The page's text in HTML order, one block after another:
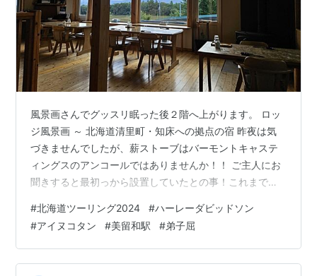
風景画さんでグッスリ眠った後２階へ上がります。 ロッ
ジ風景画 ～ 北海道清里町・知床への拠点の宿 昨夜は気
づきませんでしたが、薪ストーブはバーモントキャステ
ィングスのアンコールではありませんか！！ ご主人にお
聞きすると最初っから設置していたとの事！これまで
か？？ 此処２年ほど薪ストーブへの憧れが募っておりま
す。 現在の家ではどう考えても薪ストーブを設置するの
は現実的ではなく（苦情覚悟でもオブジェになってもい
いから、と考えても）済む場所と家を変えるしか薪スト
#北海道ツーリング2024 #ハーレーダビッドソン
#アイヌコタン #美留和駅 #弟子屈